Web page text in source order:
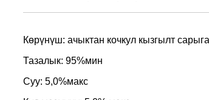
Көрүнүш: ачыктан кочкул кызгылт
Тазалык: 95%мин
Суу: 5,0%макс